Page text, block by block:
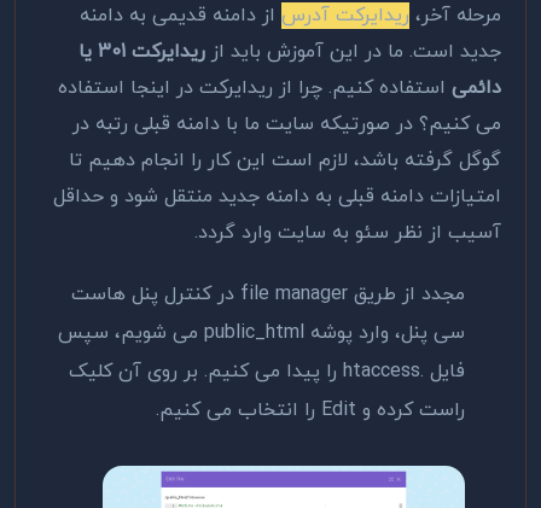
مرحله آخر، ریدایرکت آدرس از دامنه قدیمی به دامنه
جدید است. ما در این آموزش باید از
ریدایرکت 301 یا
دائمی استفاده کنیم. چرا از ریدایرکت در اینجا استفاده
می کنیم؟ در صورتیکه سایت ما با دامنه قبلی رتبه در
گوگل گرفته باشد، لازم است این کار را انجام دهیم تا
امتیازات دامنه قبلی به دامنه جدید منتقل شود و حداقل
آسیب از نظر سئو به سایت وارد گردد.
مجدد از طریق file manager در کنترل پنل هاست
سی پنل، وارد پوشه public_html می شویم، سپس
فایل .htaccess را پیدا می کنیم. بر روی آن کلیک
راست کرده و Edit را انتخاب می کنیم.